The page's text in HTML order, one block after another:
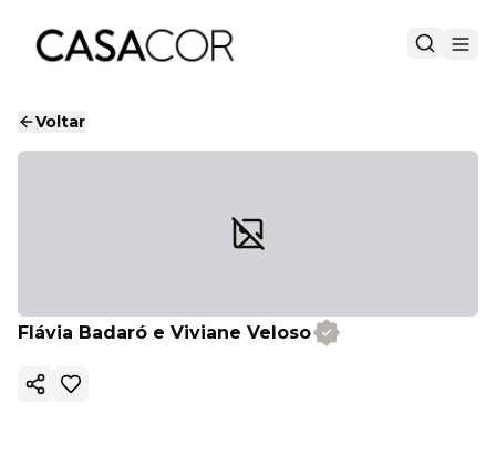
Voltar
Flávia Badaró e Viviane Veloso
Copiar link